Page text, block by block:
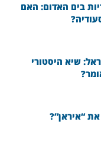
בים האדום: האם
שיא היסטורי
“איראן”?